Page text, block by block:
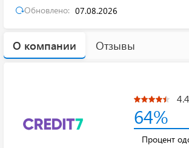
Обновлено: 07.08.2026
О компании Отзывы
4.4
64%
Процент